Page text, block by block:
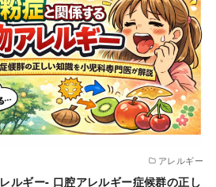
アレルギー
ルギー- 口腔アレルギー症候群の正し